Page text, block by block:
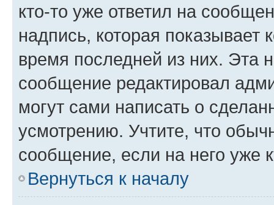
кто-то уже ответил на
надпись, которая показывает
время последней из них. Эта
сообщение редактировал
могут сами написать о
усмотрению. Учтите, что
сообщение, если на него уже
Вернуться к началу